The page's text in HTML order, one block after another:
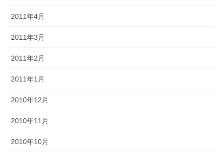
2011年4月
2011年3月
2011年2月
2011年1月
2010年12月
2010年11月
2010年10月